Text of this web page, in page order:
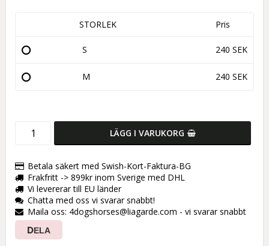
STORLEK Pris
S 240 SEK
M 240 SEK
LÄGG I VARUKORG
Betala säkert med Swish-Kort-Faktura-BG
Frakfritt -> 899kr inom Sverige med DHL
Vi levererar till EU länder
Chatta med oss vi svarar snabbt!
Maila oss: 4dogshorses@liagarde.com - vi svarar snabbt
DELA